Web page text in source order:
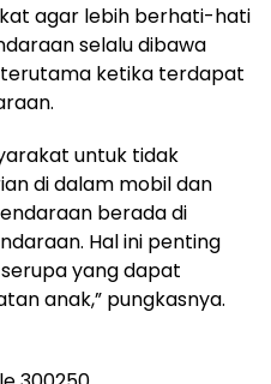
agar lebih berhati-hati
selalu dibawa
ketika terdapat
untuk tidak
di dalam mobil dan
berada di
Hal ini penting
yang dapat
anak,” pungkasnya.